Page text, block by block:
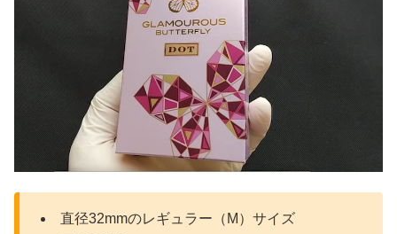
直径32mmのレギュラー（M）サイズ